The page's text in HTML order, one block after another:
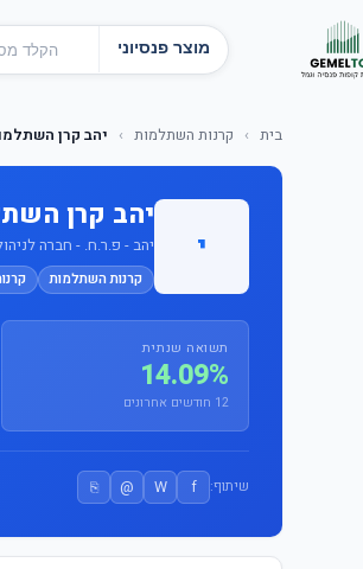
מוצר פנסיוני
בית › קרנות השתלמות › יהב קרן
י
יהב קרן
יהב - פ.ר.ח. - חברה
קרנות השתלמות
תשואה שנתית
14.09%
12 חודשים אחרונים
שיתוף: f
W
@
⎘